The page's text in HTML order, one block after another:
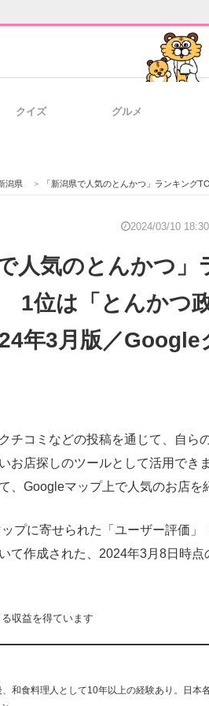
クイズ グルメ
潟県 > 「新潟県で人気のとんかつ」ランキングTOP10！ 1位は「とんか
2024/03/10 18:30
で人気のとんかつ
1位は「とんかつ
年3月版／Google
チコミなどの投稿を通じて、自ら
お店探しのツールとして活用でき
、Googleマップ上で人気のお店を
プに寄せられた「ユーザー評価」
て作成された、2024年3月8日時
収益を得ています
和食料理人として10年以上の経験あり。日本